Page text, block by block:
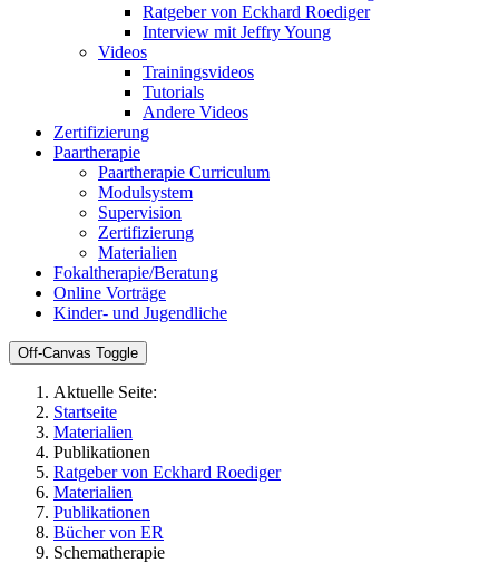
Ratgeber von Eckhard Roediger
Interview mit Jeffry Young
Videos
Trainingsvideos
Tutorials
Andere Videos
Zertifizierung
Paartherapie
Paartherapie Curriculum
Modulsystem
Supervision
Zertifizierung
Materialien
Fokaltherapie/Beratung
Online Vorträge
Kinder- und Jugendliche
Off-Canvas Toggle
Aktuelle Seite:
Startseite
Materialien
Publikationen
Ratgeber von Eckhard Roediger
Materialien
Publikationen
Bücher von ER
Schematherapie